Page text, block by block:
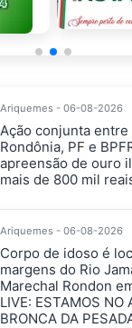
Ariquemes - 06-08-2026
Ação conjunta entre
Rondônia, PF e
apreensão de ouro
mais de 800 mil
Ariquemes - 06-08-2026
Corpo de idoso é
margens do Rio
Marechal Rondon
LIVE: ESTAMOS NO
BRONCA DA